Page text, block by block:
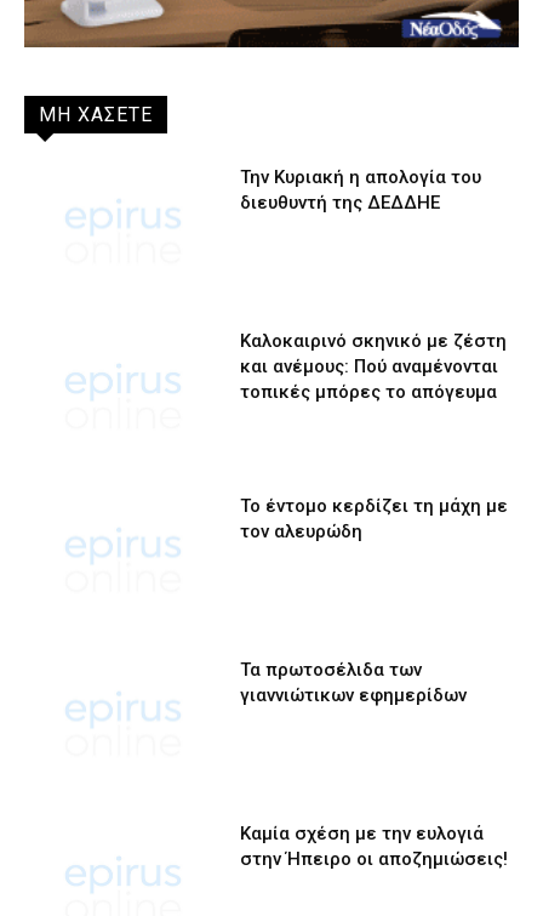
ΜΗ ΧΑΣΕΤΕ
Την Κυριακή η απολογία του
διευθυντή της ΔΕΔΔΗΕ
Καλοκαιρινό σκηνικό με ζέστη
και ανέμους: Πού αναμένονται
τοπικές μπόρες το απόγευμα
Το έντομο κερδίζει τη μάχη με
τον αλευρώδη
Τα πρωτοσέλιδα των
γιαννιώτικων εφημερίδων
Καμία σχέση με την ευλογιά
στην Ήπειρο οι αποζημιώσεις!